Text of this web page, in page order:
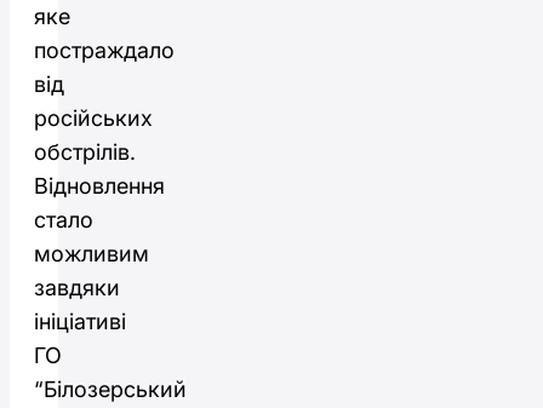
яке
постраждало
від
російських
обстрілів.
Відновлення
стало
можливим
завдяки
ініціативі
ГО
“Білозерський